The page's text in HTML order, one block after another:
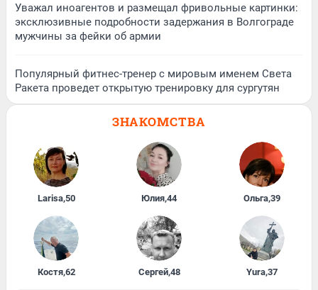
Уважал иноагентов и размещал фривольные картинки:
эксклюзивные подробности задержания в Волгограде
мужчины за фейки об армии
Популярный фитнес-тренер с мировым именем Света
Ракета проведет открытую тренировку для сургутян
ЗНАКОМСТВА
Larisa,50 Юлия,44 Ольга,39
Костя,62 Сергей,48 Yura,37